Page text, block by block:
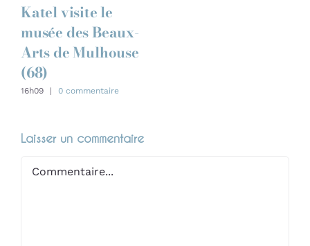
Katel visite le
musée des Beaux-
Arts de Mulhouse
(68)
16h09 | 0 commentaire
Laisser un commentaire
Commentaire